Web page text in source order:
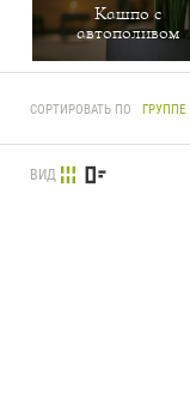
Кашпо с
автополивом
СОРТИРОВАТЬ ПО ГРУППЕ
ВИД